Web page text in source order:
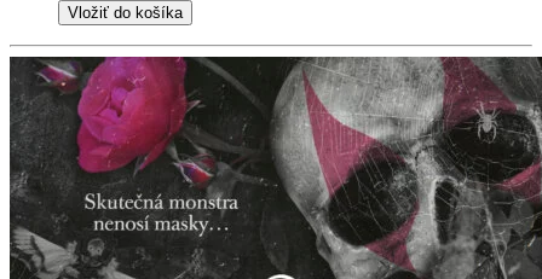
Vložiť do košíka